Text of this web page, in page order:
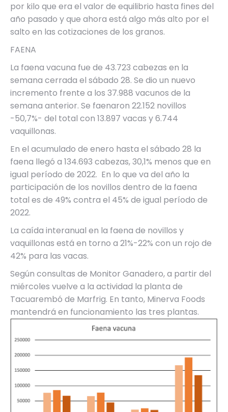
por kilo que era el valor de equilibrio hasta fines del
año pasado y que ahora está algo más alto por el
salto en las cotizaciones de los granos.
FAENA
La faena vacuna fue de 43.723 cabezas en la
semana cerrada el sábado 28. Se dio un nuevo
incremento frente a los 37.988 vacunos de la
semana anterior. Se faenaron 22.152 novillos
-50,7%- del total con 13.897 vacas y 6.744
vaquillonas.
En el acumulado de enero hasta el sábado 28 la
faena llegó a 134.693 cabezas, 30,1% menos que en
igual período de 2022. En lo que va del año la
participación de los novillos dentro de la faena
total es de 49% contra el 45% de igual período de
2022.
La caída interanual en la faena de novillos y
vaquillonas está en torno a 21%-22% con un rojo de
42% para las vacas.
Según consultas de Monitor Ganadero, a partir del
miércoles vuelve a la actividad la planta de
Tacuarembó de Marfrig. En tanto, Minerva Foods
mantendrá en funcionamiento las tres plantas.